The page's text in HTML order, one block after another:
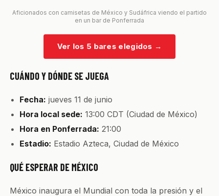
Aficionados con camisetas de México y Sudáfrica viendo el partido
en un bar de Ponferrada
Ver los 5 bares elegidos →
CUÁNDO Y DÓNDE SE JUEGA
Fecha: jueves 11 de junio
Hora local sede: 13:00 CDT (Ciudad de México)
Hora en Ponferrada: 21:00
Estadio: Estadio Azteca, Ciudad de México
QUÉ ESPERAR DE MÉXICO
México inaugura el Mundial con toda la presión y el